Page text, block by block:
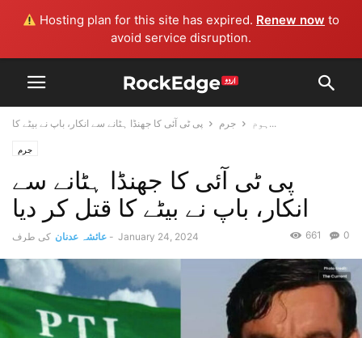
Hosting plan for this site has expired. Renew now to
avoid service disruption.
ہوم جرم پی ٹی آئی کا جھنڈا ہٹانے سے انکار، باپ نے بیٹے کا...
جرم
پی ٹی آئی کا جھنڈا ہٹانے سے
انکار، باپ نے بیٹے کا قتل کر دیا
کی طرف عائشہ عدنان - January 24, 2024 0
661